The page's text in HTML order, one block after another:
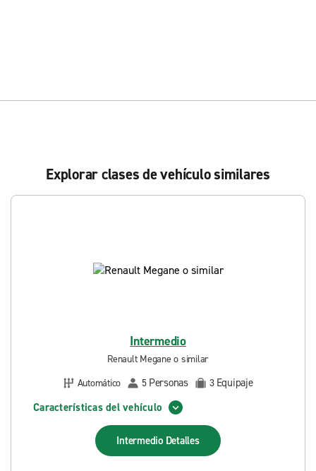
Explorar clases de vehículo similares
Intermedio
Renault Megane o similar
Automático
5 Personas 3 Equipaje
Características del vehículo
Intermedio Detalles